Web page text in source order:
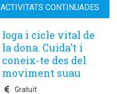
ACTIVITATS CONTINUADES
Ioga i cicle vital de
la dona. Cuida't i
coneix-te des del
moviment suau
Gratuït